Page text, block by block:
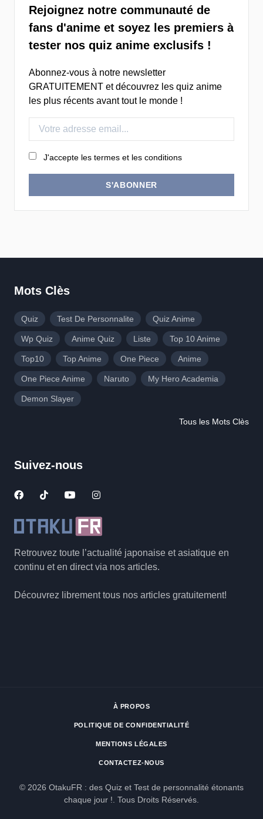
Rejoignez notre communauté de
fans d'anime et soyez les premiers à
tester nos quiz anime exclusifs !
Abonnez-vous à notre newsletter
GRATUITEMENT et découvrez les quiz anime
les plus récents avant tout le monde !
J'accepte les termes et les conditions
S'ABONNER
Retrouvez toute l’actualité japonaise et asiatique en
continu et en direct via nos articles.
Découvrez librement tous nos articles gratuitement!
Mots Clès
Quiz Test De Personnalite Quiz Anime
Wp Quiz Anime Quiz Liste Top 10 Anime
Top10 Top Anime One Piece Anime
One Piece Anime Naruto My Hero Academia
Demon Slayer
Tous les Mots Clès
Suivez-nous
À PROPOS
POLITIQUE DE CONFIDENTIALITÉ
MENTIONS LÉGALES
CONTACTEZ-NOUS
© 2026 OtakuFR : des Quiz et Test de personnalité étonants
chaque jour !. Tous Droits Réservés.